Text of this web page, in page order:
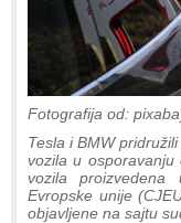
Fotografija od:
Tesla i BMW
vozila u
vozila
Evropske unije
objavljene na sajtu